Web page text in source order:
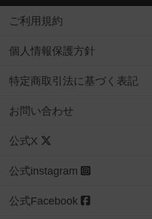
ご利用規約
個人情報保護方針
特定商取引法に基づく表記
お問い合わせ
公式X
公式instagram
公式Facebook